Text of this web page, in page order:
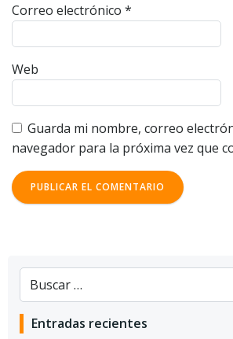
Correo electrónico *
Web
Guarda mi nombre, correo
navegador para la próxima vez que
Entradas recientes